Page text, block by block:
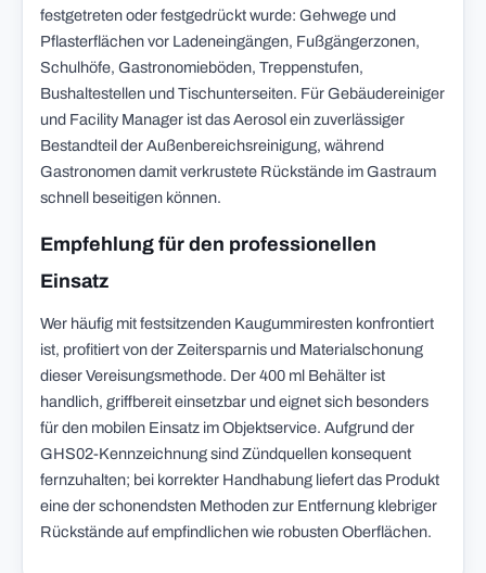
festgetreten oder festgedrückt wurde: Gehwege und
Pflasterflächen vor Ladeneingängen, Fußgängerzonen,
Schulhöfe, Gastronomieböden, Treppenstufen,
Bushaltestellen und Tischunterseiten. Für Gebäudereiniger
und Facility Manager ist das Aerosol ein zuverlässiger
Bestandteil der Außenbereichsreinigung, während
Gastronomen damit verkrustete Rückstände im Gastraum
schnell beseitigen können.
Empfehlung für den professionellen
Einsatz
Wer häufig mit festsitzenden Kaugummiresten konfrontiert
ist, profitiert von der Zeitersparnis und Materialschonung
dieser Vereisungsmethode. Der 400 ml Behälter ist
handlich, griffbereit einsetzbar und eignet sich besonders
für den mobilen Einsatz im Objektservice. Aufgrund der
GHS02-Kennzeichnung sind Zündquellen konsequent
fernzuhalten; bei korrekter Handhabung liefert das Produkt
eine der schonendsten Methoden zur Entfernung klebriger
Rückstände auf empfindlichen wie robusten Oberflächen.